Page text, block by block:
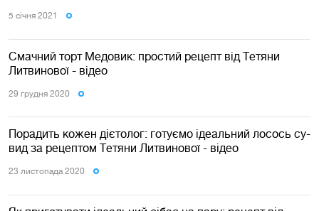
5 сiчня 2021
Смачний торт Медовик: простий рецепт від Тетяни
Литвинової - відео
29 грудня 2020
Порадить кожен дієтолог: готуємо ідеальний лосось су-
вид за рецептом Тетяни Литвинової - відео
23 листопада 2020